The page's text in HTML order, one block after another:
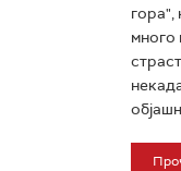
гора",
много